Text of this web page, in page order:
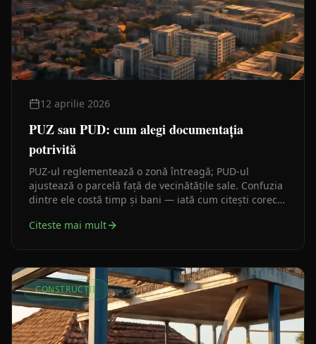
12 aprilie 2026
PUZ sau PUD: cum alegi documentația
potrivită
PUZ-ul reglementează o zonă întreagă; PUD-ul
ajustează o parcelă față de vecinătățile sale. Confuzia
dintre ele costă timp și bani — iată cum citești corect
drum mergi.
Citeste mai mult
CONSTRUCȚII